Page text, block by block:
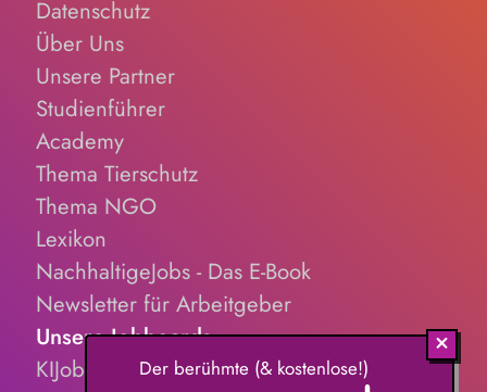
ESG, im Abfallmanagement und in Verbindung mit Energie-
Initiativen (ISO 50001).
Datenschutz
Über Uns
Unsere Partner
Studienführer
Academy
Thema Tierschutz
Thema NGO
Lexikon
NachhaltigeJobs - Das E-Book
Newsletter für Arbeitgeber
Unsere Jobboards
KIJobs.de
Der berühmte (& kostenlose!)